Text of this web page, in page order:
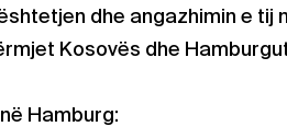
dhe angazhimin e tij
Kosovës dhe
Hamburg: